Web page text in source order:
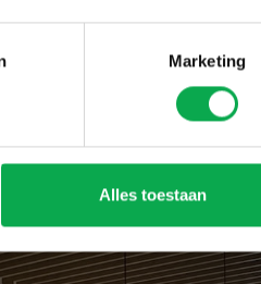
Marketing
Alles toestaan
met deuvelverbinding